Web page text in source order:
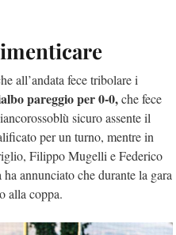
all’andata fece tribolare i
pareggio per 0-0,che fece
sicuro assente il
per un turno, mentre in
Filippo Mugelli e Federico
annunciato che durante la gara
alla coppa.